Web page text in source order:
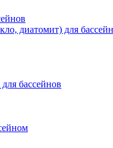
диатомит) для
бассейнов